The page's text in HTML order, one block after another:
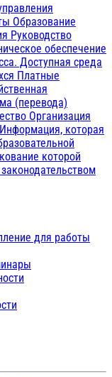
Образование
Руководство
обеспечение
Доступная среда
Платные
(перевода)
Организация
Информация, которая
которой
для работы